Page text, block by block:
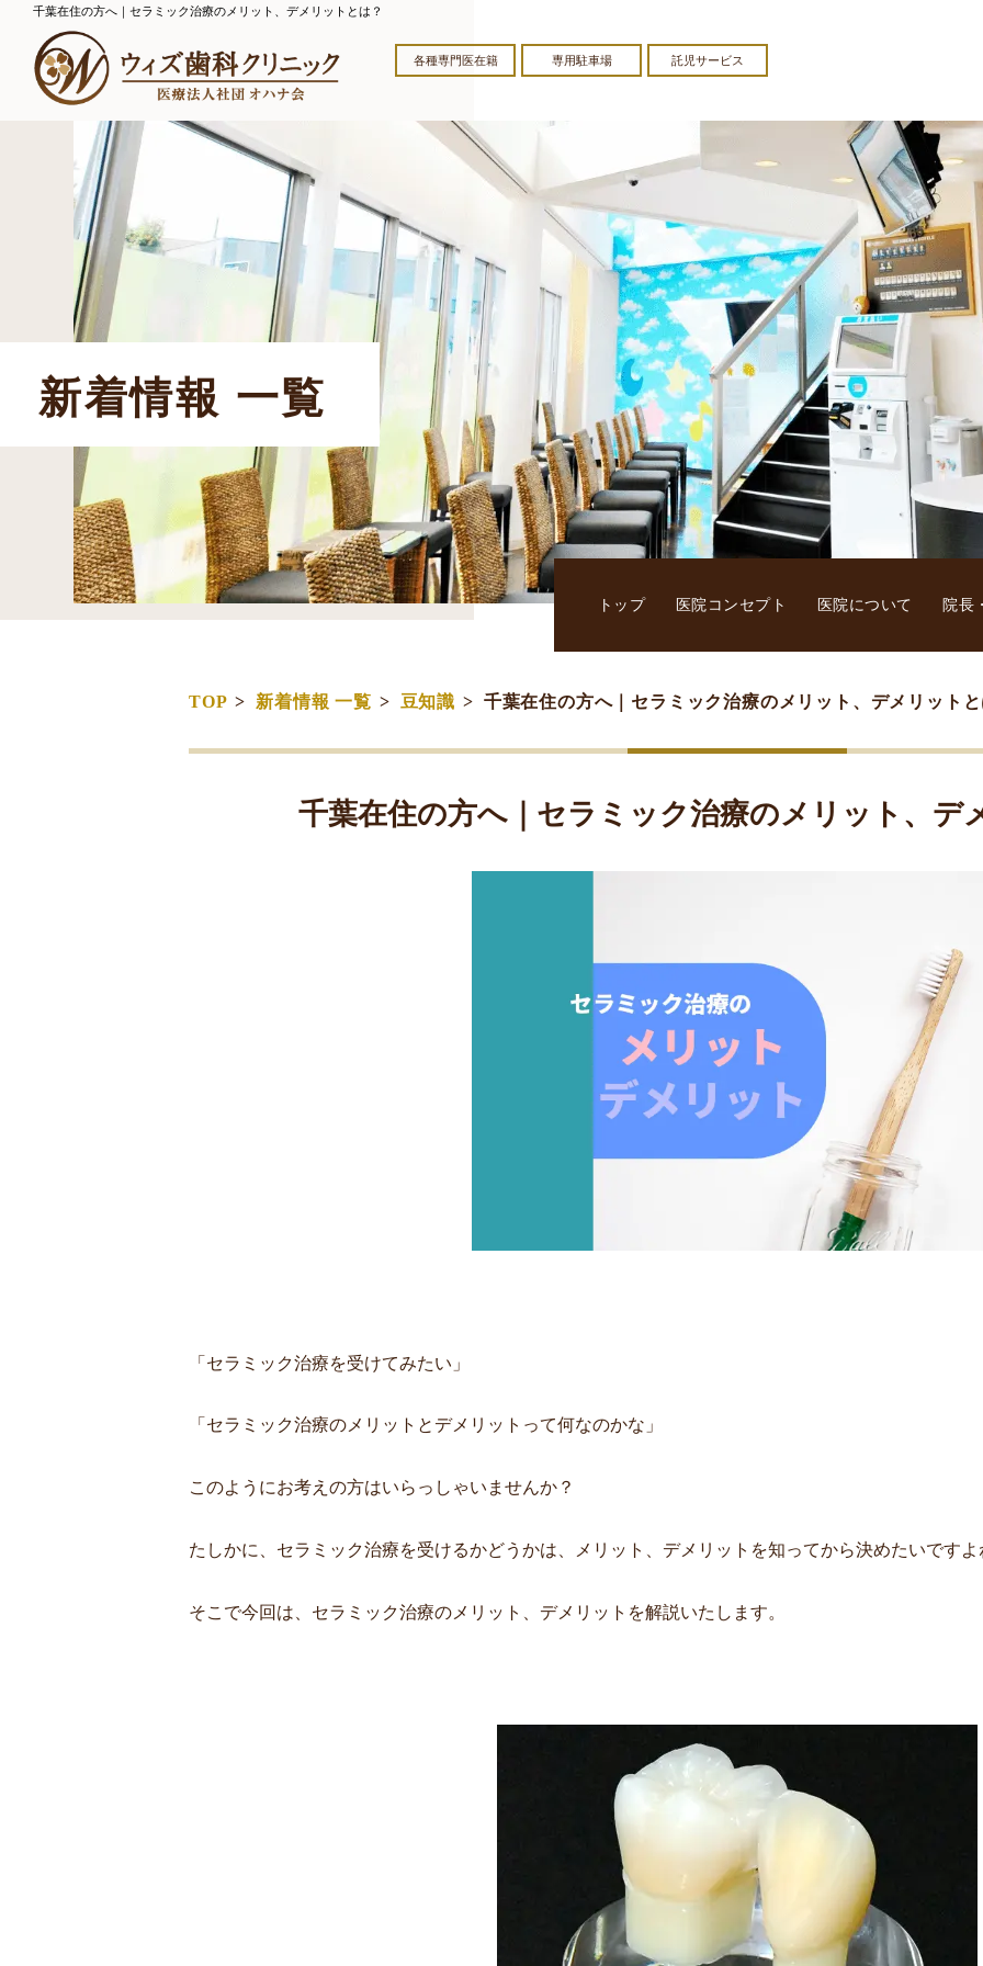
千葉在住の方へ｜セラミック治療のメリット、デメリットとは？
各種専門医在籍 専用駐車場 託児サービス
トップ 医院コンセプト 医院について 院長
新着情報 一覧
TOP 新着情報 一覧 豆知識 千葉在住の方へ｜セラミック治療のメリット、デメリット
千葉在住の方へ｜セラミック治療のメリット、デ
「セラミック治療を受けてみたい」
「セラミック治療のメリットとデメリットって何なのかな」
このようにお考えの方はいらっしゃいませんか？
たしかに、セラミック治療を受けるかどうかは、メリット、デメリットを知ってから決めたいですよ
そこで今回は、セラミック治療のメリット、デメリットを解説いたします。